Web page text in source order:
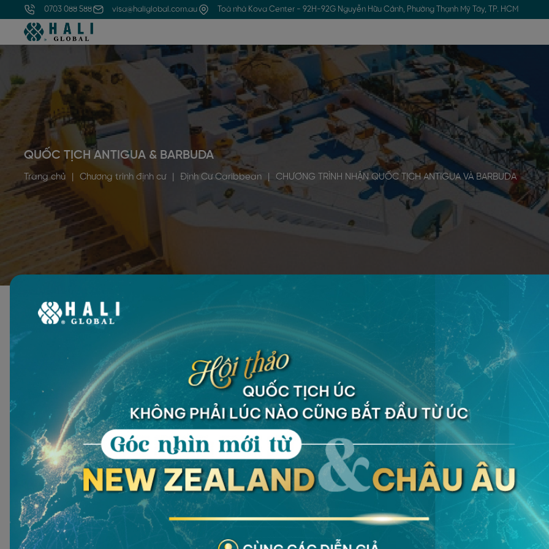
0703 088 588 visa@haliglobal.com.au Toà nhà Kova Center - 92H-92G Nguyễn Hữu Cảnh, Phường Thạnh Mỹ Tây, TP. HCM
QUỐC TỊCH ANTIGUA & BARBUDA
Trang chủ Chương trình định cư Định Cư Caribbean CHƯƠNG TRÌNH NHẬN QUỐC TỊCH ANTIGUA VÀ BARBUDA
TỔNG QUAN
Antigua & Barbuda không có chương trình đầu tư để lấy thẻ thường trú nhân (Permanent Residency). Chương trình duy nhất
Investment Program - CIP), cho phép người nộp đơn có được quốc tịch và hộ chiếu của Antigua & Barbuda thông qua việc đầu tư
Chương trình CIP của Antigua & Barbuda là một cơ hội lý tưởng cho các nhà đầu tư quốc tế tìm kiếm quốc tịch thứ hai, với
đầu tư phù hợp tùy thuộc vào nhu cầu và mục tiêu của từng nhà đầu tư.
HÌNH THỨC ĐẦU TƯ
Mua bất động sản có giá trị tối thiểu 325.000 USD từ dự án bất động sản đã được phê duyệt và duy trì trong 5 năm.
Mua trực tiếp một doanh nghiệp đủ điều kiện với số tiền tối thiểu là 1,5 triệu USD với tư cách cá nhân. Ngoài ra, khách hàng được
nhất 400.000 USD, tổng giá trị tối thiểu là 5.000.000 USD